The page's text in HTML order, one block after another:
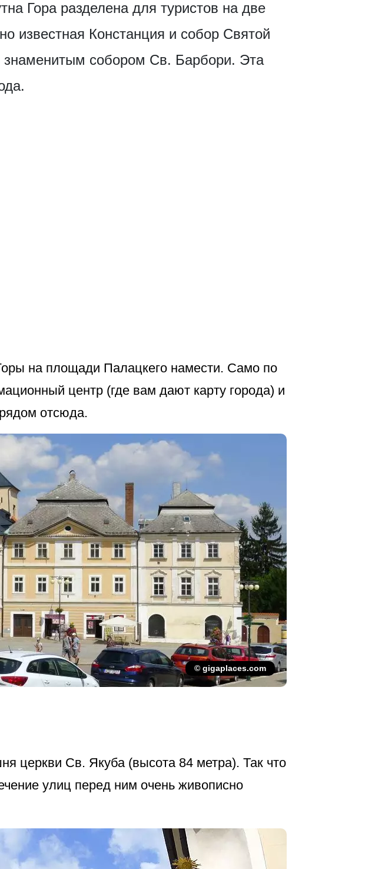
Гора разделена для туристов на две
известная Констанция и собор Святой
знаменитым собором Св. Барбори. Эта
на площади Палацкего намести. Само по
центр (где вам дают карту города) и
отсюда.
© gigaplaces.com
церкви Св. Якуба (высота 84 метра). Так что
улиц перед ним очень живописно